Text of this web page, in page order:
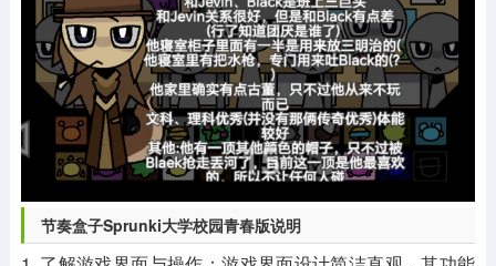
节奏盒子Sprunki大学校园青春版说明